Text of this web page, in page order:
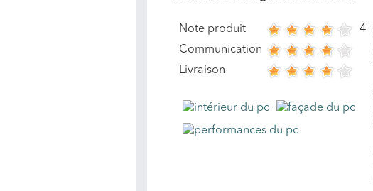
Note produit
4
Communication
Livraison